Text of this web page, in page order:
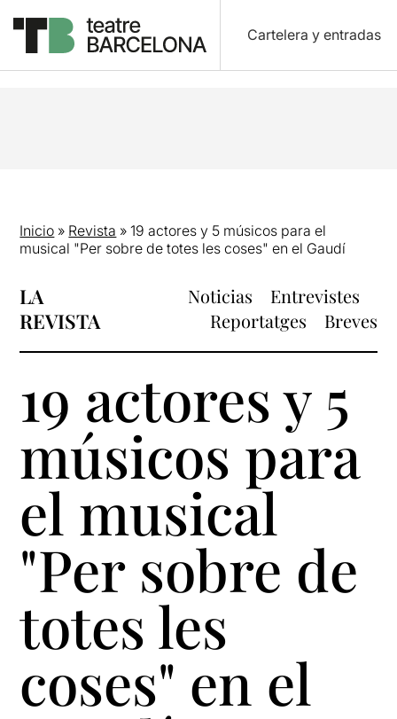
Cartelera y entradas
Inicio » Revista »19 actores y 5 músicos para el
musical "Per sobre de totes les coses" en el Gaudí
LA
REVISTA
Noticias
Entrevistes
Reportatges
Breves
19 actores y 5
músicos para
el musical
"Per sobre de
totes les
coses" en el